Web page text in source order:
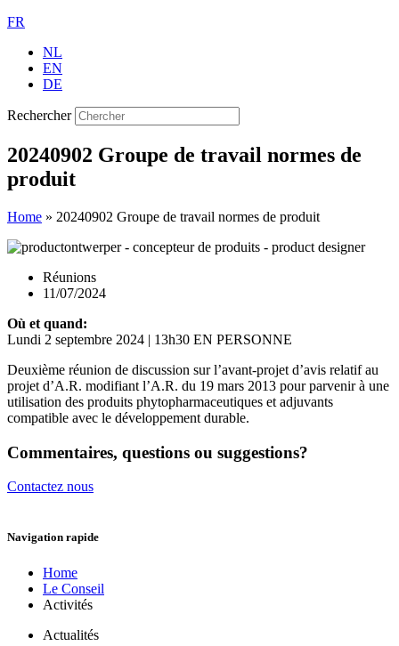
FR
NL
EN
DE
Rechercher
20240902 Groupe de travail normes de
produit
Home » 20240902 Groupe de travail normes de produit
Réunions
11/07/2024
Où et quand:
Lundi 2 septembre 2024 | 13h30 EN PERSONNE
Deuxième réunion de discussion sur l’avant-projet d’avis relatif au
projet d’A.R. modifiant l’A.R. du 19 mars 2013 pour parvenir à une
utilisation des produits phytopharmaceutiques et adjuvants
compatible avec le développement durable.
Commentaires, questions ou suggestions?
Contactez nous
Navigation rapide
Home
Le Conseil
Activités
Actualités